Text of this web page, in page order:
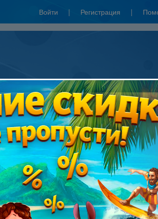
Войти | Регистрация |
Написать рецензию